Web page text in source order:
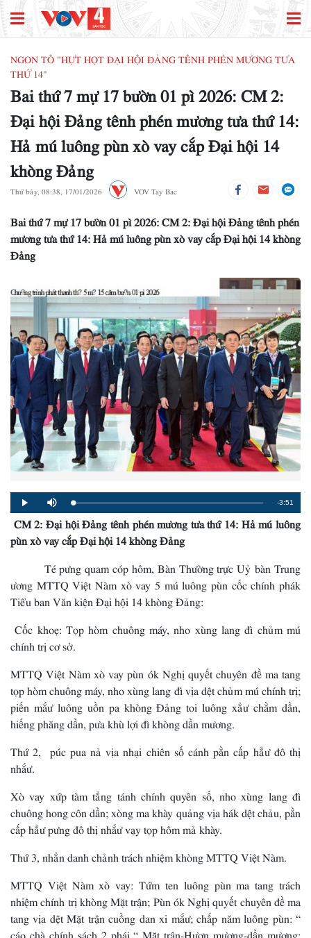
NGON TÔ "HỰT HỌT ĐẠI HỘI ĐẢNG TÊNH PHÉN MƯƠNG TƯA
THỨ 14"
Bai thứ 7 mự 17 bườn 01 pì 2026: CM 2:
Đại hội Đảng tênh phén mương tưa thứ 14:
Hả mú luông pùn xò vay cắp Đại hội 14
khòng Đảng
Thứ bảy, 08:38, 17/01/2026 VOV Tay Bac
Bai thứ 7 mự 17 bườn 01 pì 2026: CM 2: Đại hội Đảng tênh phén
mương tưa thứ 14: Hả mú luông pùn xò vay cắp Đại hội 14 khòng
Đảng
Play Mute Loaded:
0%
Progress:
0%
Remaining
Time
-3:51
CM 2: Đại hội Đảng tênh phén mương tưa thứ 14: Hả mú luông
pùn xò vay cắp Đại hội 14 khòng Đảng
Té pưng quam cóp hôm, Bàn Thường trực Uỷ bàn Trung
ương MTTQ Việt Nàm xò vay 5 mú luông pùn cốc chính phák
Tiểu ban Văn kiện Đại hội 14 khòng Đảng:
Cốc khoẹ: Tọp hòm chuông máy, nho xùng lang đì chủm mú
chính trị cơ sở.
MTTQ Việt Nàm xò vay pùn ók Nghị quyết chuyên đề ma tang
tọp hòm chuông máy, nho xùng lang đì vịa dệt chủm mú chính trị;
piến mắư luông uồn pa khòng Đảng toi luông xẳư chằm dần,
hiếng phăng dần, pưa khù lợi đì khòng dần mương.
Thứ 2, púc pua nả vịa nhại chiên số cánh pằn cấp hẳư đô thị
nhắư.
Xò vay xứp tàm tẳng tánh chính quyên số, nho xùng lang đì
chuông hong côn dần; xòng ma khày quảng vịa hák dệt chảu, pằn
cấp hẳư pưng đô thị nhắư vạy tọp hôm mả khày.
Thứ 3, nhẳn danh chảnh trách nhiệm khòng MTTQ Việt Nàm.
MTTQ Việt Nàm xò vay: Tứm ten luông pùn ma tang trách
nhiệm chính trị khòng Mặt trận; Pùn ók Nghị quyết chuyên đề ma
tang vịa dệt Mặt trận cuồng dan xi mắư; chấp năm luông pùn: “
cáo chà chính sách 2 phái “ Mặt trận-Hươn mương-dần mương;